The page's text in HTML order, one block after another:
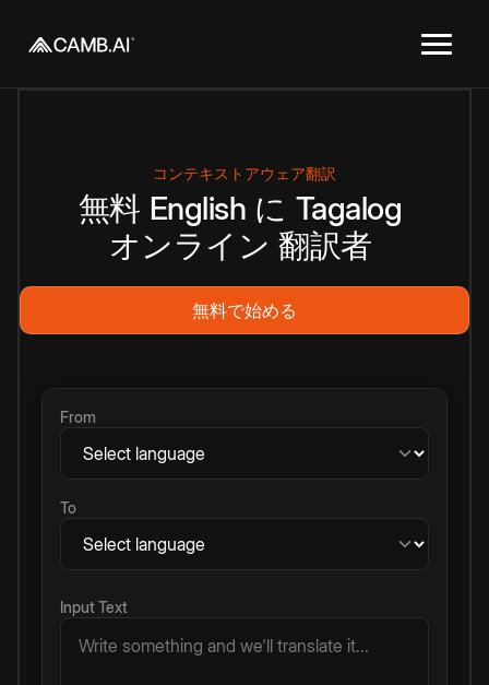
コンテキストアウェア翻訳
無料 English に Tagalog
オンライン 翻訳者
無料で始める
From
To
Input Text